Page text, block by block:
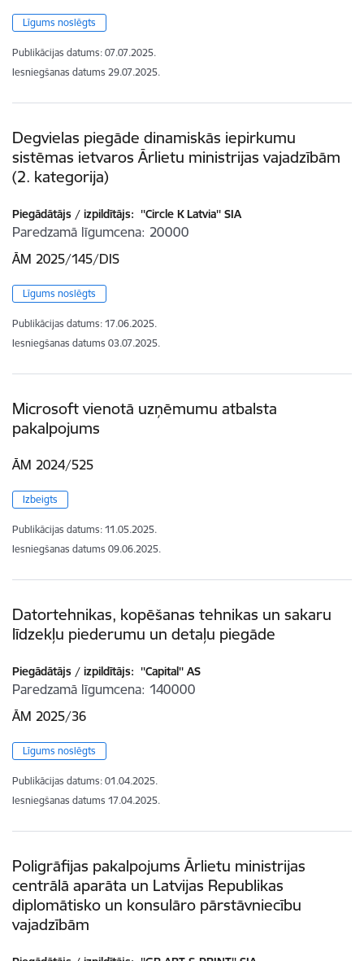
Līgums noslēgts
Publikācijas datums: 07.07.2025.
Iesniegšanas datums 29.07.2025.
Degvielas piegāde dinamiskās iepirkumu
sistēmas ietvaros Ārlietu ministrijas vajadzībām
(2. kategorija)
Piegādātājs / izpildītājs: ''Circle K Latvia'' SIA
Paredzamā līgumcena 20000
ĀM 2025/145/DIS
Līgums noslēgts
Publikācijas datums: 17.06.2025.
Iesniegšanas datums 03.07.2025.
Microsoft vienotā uzņēmumu atbalsta
pakalpojums
ĀM 2024/525
Izbeigts
Publikācijas datums: 11.05.2025.
Iesniegšanas datums 09.06.2025.
Datortehnikas, kopēšanas tehnikas un sakaru
līdzekļu piederumu un detaļu piegāde
Piegādātājs / izpildītājs: ''Capital'' AS
Paredzamā līgumcena 140000
ĀM 2025/36
Līgums noslēgts
Publikācijas datums: 01.04.2025.
Iesniegšanas datums 17.04.2025.
Poligrāfijas pakalpojums Ārlietu ministrijas
centrālā aparāta un Latvijas Republikas
diplomātisko un konsulāro pārstāvniecību
vajadzībām